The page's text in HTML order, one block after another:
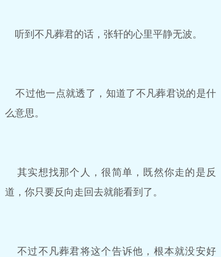
听到不凡葬君的话，张轩的心里平静无波。
不过他一点就透了，知道了不凡葬君说的是什
么意思。
其实想找那个人，很简单，既然你走的是反
道，你只要反向走回去就能看到了。
不过不凡葬君将这个告诉他，根本就没安好